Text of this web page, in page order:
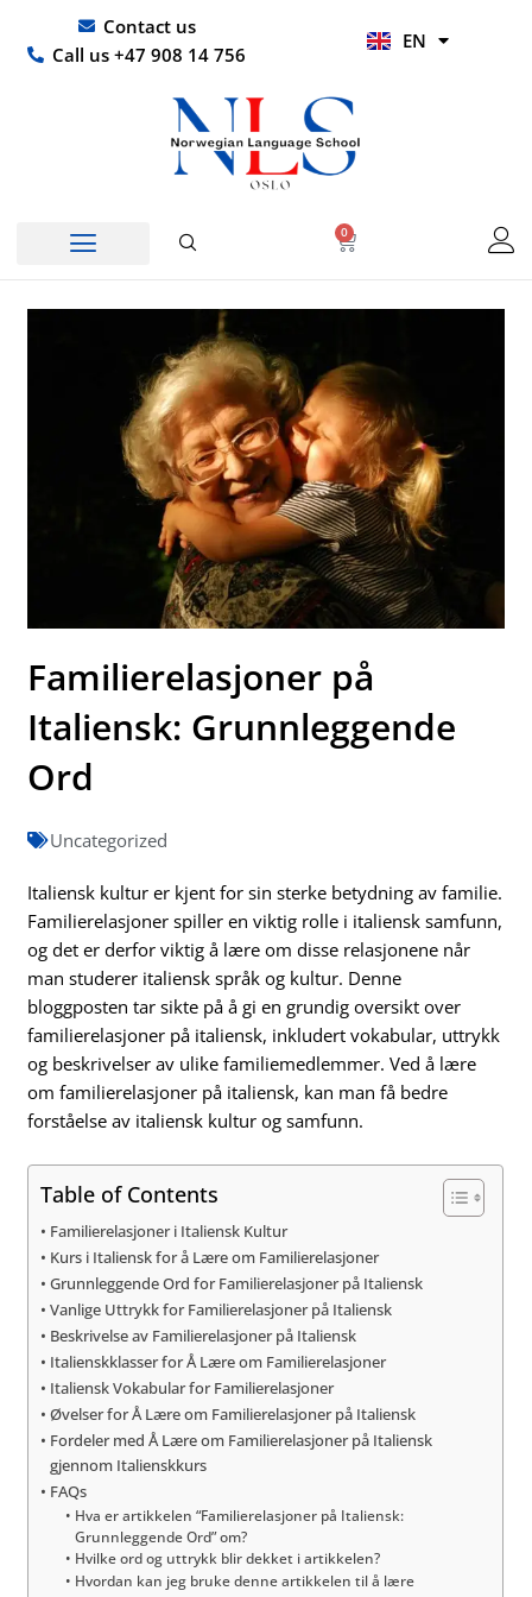
content
Contact us
Call us +47 908 14 756
EN
HI
0
Basket
Familierelasjoner på
Italiensk: Grunnleggende
Ord
Uncategorized
Italiensk kultur er kjent for sin sterke betydning av familie.
Familierelasjoner spiller en viktig rolle i italiensk samfunn,
og det er derfor viktig å lære om disse relasjonene når
man studerer italiensk språk og kultur. Denne
bloggposten tar sikte på å gi en grundig oversikt over
familierelasjoner på italiensk, inkludert vokabular, uttrykk
og beskrivelser av ulike familiemedlemmer. Ved å lære
om familierelasjoner på italiensk, kan man få bedre
forståelse av italiensk kultur og samfunn.
Table of Contents
Familierelasjoner i Italiensk Kultur
Kurs i Italiensk for å Lære om Familierelasjoner
Grunnleggende Ord for Familierelasjoner på Italiensk
Vanlige Uttrykk for Familierelasjoner på Italiensk
Beskrivelse av Familierelasjoner på Italiensk
Italienskklasser for Å Lære om Familierelasjoner
Italiensk Vokabular for Familierelasjoner
Øvelser for Å Lære om Familierelasjoner på Italiensk
Fordeler med Å Lære om Familierelasjoner på Italiensk
gjennom Italienskkurs
FAQs
Hva er artikkelen “Familierelasjoner på Italiensk:
Grunnleggende Ord” om?
Hvilke ord og uttrykk blir dekket i artikkelen?
Hvordan kan jeg bruke denne artikkelen til å lære